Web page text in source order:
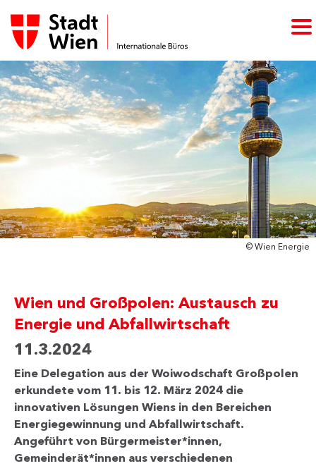
© Wien Energie
Wien und Großpolen: Austausch zu
Energie und Abfallwirtschaft
11.3.2024
Eine Delegation aus der Woiwodschaft Großpolen
erkundete vom 11. bis 12. März 2024 die
innovativen Lösungen Wiens in den Bereichen
Energiegewinnung und Abfallwirtschaft.
Angeführt von Bürgermeister*innen,
Gemeinderät*innen aus verschiedenen